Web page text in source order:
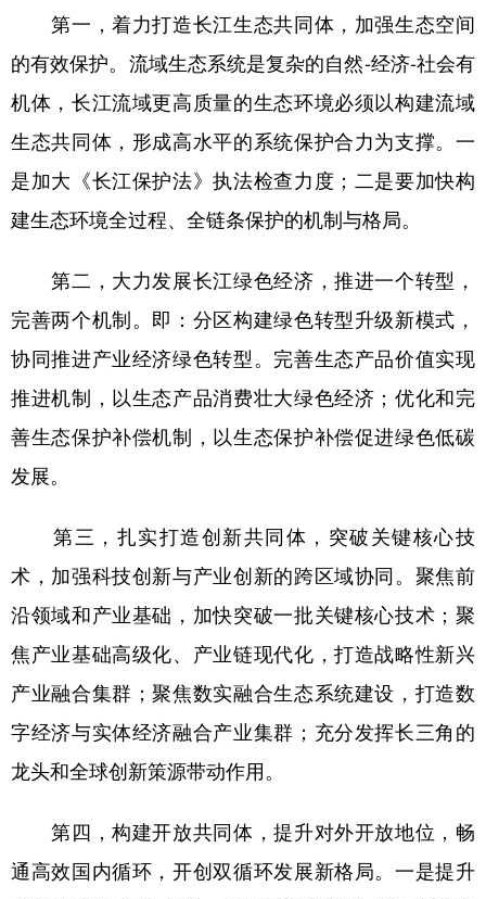
第一，着力打造长江生态共同体，加强生态空间
的有效保护。流域生态系统是复杂的自然-经济-社会有
机体，长江流域更高质量的生态环境必须以构建流域
生态共同体，形成高水平的系统保护合力为支撑。一
是加大《长江保护法》执法检查力度；二是要加快构
建生态环境全过程、全链条保护的机制与格局。
第二，大力发展长江绿色经济，推进一个转型，
完善两个机制。即：分区构建绿色转型升级新模式，
协同推进产业经济绿色转型。完善生态产品价值实现
推进机制，以生态产品消费壮大绿色经济；优化和完
善生态保护补偿机制，以生态保护补偿促进绿色低碳
发展。
第三，扎实打造创新共同体，突破关键核心技
术，加强科技创新与产业创新的跨区域协同。聚焦前
沿领域和产业基础，加快突破一批关键核心技术；聚
焦产业基础高级化、产业链现代化，打造战略性新兴
产业融合集群；聚焦数实融合生态系统建设，打造数
字经济与实体经济融合产业集群；充分发挥长三角的
龙头和全球创新策源带动作用。
第四，构建开放共同体，提升对外开放地位，畅
通高效国内循环，开创双循环发展新格局。一是提升